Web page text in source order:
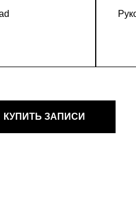
КУПИТЬ ЗАПИСИ